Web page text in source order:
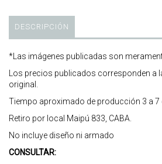
DESCRIPCIÓN
*Las imágenes publicadas son
Los precios publicados corresponden a
original.
Tiempo aproximado de producción 3 a 7
Retiro por local Maipú 833, CABA.
No incluye diseño ni armado
CONSULTAR: